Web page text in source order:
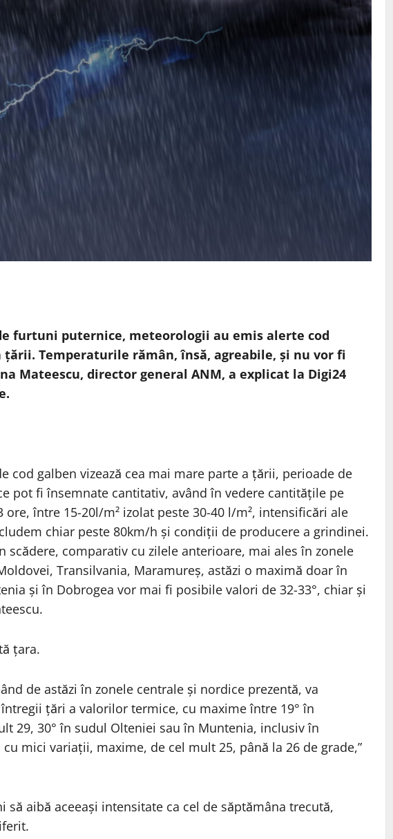
furtuni puternice, meteorologii au emis alerte cod
Temperaturile rămân, însă, agreabile, și nu vor fi
Mateescu, director general ANM, a explicat la Digi24
cod galben vizează cea mai mare parte a țării, perioade de
pot fi însemnate cantitativ, având în vedere cantitățile pe
între 15-20l/m² izolat peste 30-40 l/m², intensificări ale
chiar peste 80km/h și condiții de producere a grindinei.
comparativ cu zilele anterioare, mai ales în zonele
Transilvania, Maramureș, astăzi o maximă doar în
și în Dobrogea vor mai fi posibile valori de 32-33°, chiar și
țara.
de astăzi în zonele centrale și nordice prezentă, va
țări a valorilor termice, cu maxime între 19° în
29, 30° în sudul Olteniei sau în Muntenia, inclusiv în
mici variații, maxime, de cel mult 25, până la 26 de grade,”
aibă aceeași intensitate ca cel de săptămâna trecută,